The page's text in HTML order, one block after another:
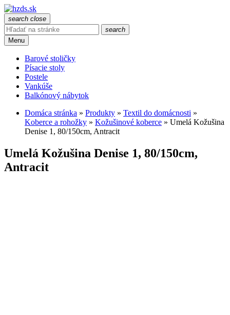
search close
search
Menu
Barové stoličky
Písacie stoly
Postele
Vankúše
Balkónový nábytok
Domáca stránka » Produkty » Textil do domácnosti »
Koberce a rohožky » Kožušinové koberce » Umelá Kožušina
Denise 1, 80/150cm, Antracit
Umelá Kožušina Denise 1, 80/150cm,
Antracit